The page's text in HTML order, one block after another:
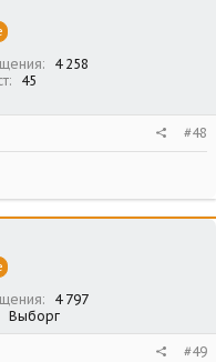
4 258
45
#48
4 797
Выборг
#49